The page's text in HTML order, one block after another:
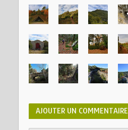
AJOUTER UN COMMENTAIRE